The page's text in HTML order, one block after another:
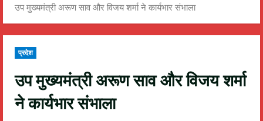
उप मुख्यमंत्री अरूण साव और विजय शर्मा ने कार्यभार संभाला
प्रदेश
उप मुख्यमंत्री अरूण साव और विजय शर्मा
ने कार्यभार संभाला